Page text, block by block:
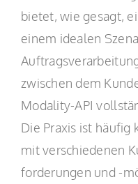
bietet, wie gesagt,
einem idealen
zwischen dem
Modality-API
Die Praxis ist häufig
mit verschiedenen
forderungen und -